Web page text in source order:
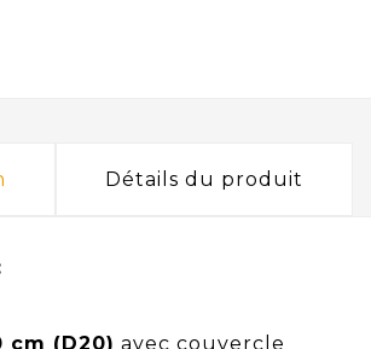
Détails du produit
cm (D20) avec couvercle